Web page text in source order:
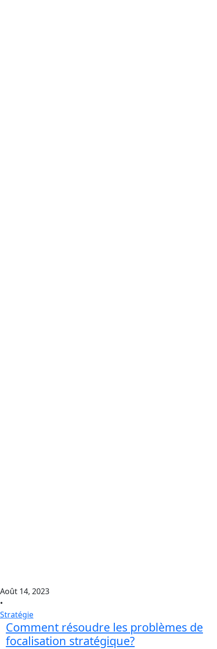
Août 14, 2023
•
Stratégie
Comment résoudre les problèmes de
focalisation stratégique?